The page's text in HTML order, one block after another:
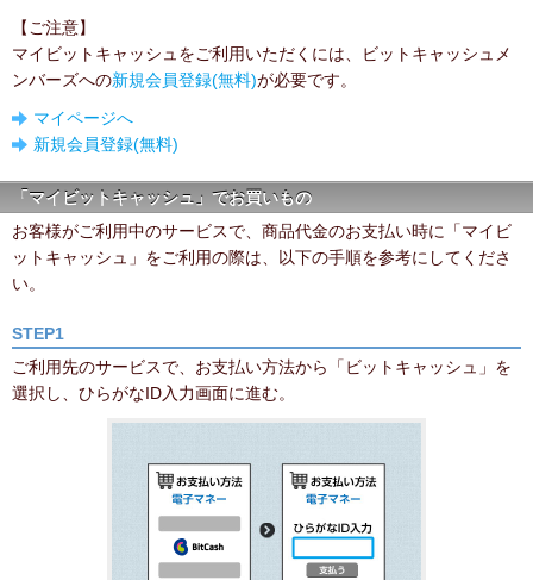
【ご注意】
マイビットキャッシュをご利用いただくには、ビットキャッシュメ
ンバーズへの新規会員登録(無料)が必要です。
マイページへ
新規会員登録(無料)
「マイビットキャッシュ」でお買いもの
お客様がご利用中のサービスで、商品代金のお支払い時に「マイビ
ットキャッシュ」をご利用の際は、以下の手順を参考にしてくださ
い。
STEP1
ご利用先のサービスで、お支払い方法から「ビットキャッシュ」を
選択し、ひらがなID入力画面に進む。